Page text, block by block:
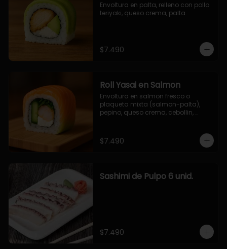
Envoltura en palta, relleno con pollo
teriyaki, queso crema, palta.
$7.490
Roll Yasai en Salmon
Envoltura en salmon fresco o
plaqueta mixta (salmon-palta),
pepino, queso crema, cebollin,
$7.490
Sashimi de Pulpo 6 unid.
$7.490